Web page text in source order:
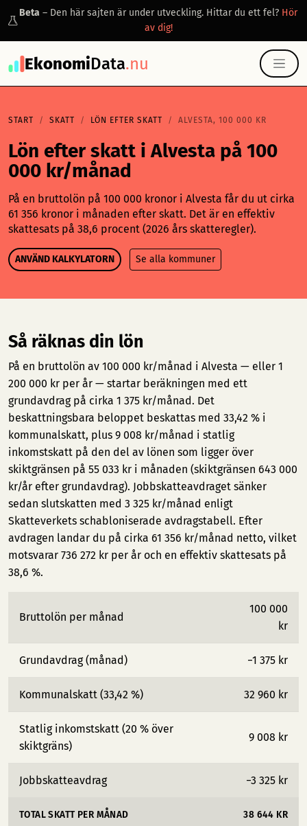
Beta – Den här sajten är under utveckling. Hittar du ett fel? Hör
av dig!
EkonomiData.nu
START SKATT LÖN EFTER SKATT ALVESTA, 100 000 KR
Lön efter skatt i Alvesta på 100
000 kr/månad
På en bruttolön på 100 000 kronor i Alvesta får du ut cirka
61 356 kronor i månaden efter skatt. Det är en effektiv
skattesats på 38,6 procent (2026 års skatteregler).
ANVÄND KALKYLATORN Se alla kommuner
Så räknas din lön
På en bruttolön av 100 000 kr/månad i Alvesta — eller 1
200 000 kr per år — startar beräkningen med ett
grundavdrag på cirka 1 375 kr/månad. Det
beskattningsbara beloppet beskattas med 33,42 % i
kommunalskatt, plus 9 008 kr/månad i statlig
inkomstskatt på den del av lönen som ligger över
skiktgränsen på 55 033 kr i månaden (skiktgränsen 643 000
kr/år efter grundavdrag). Jobbskatteavdraget sänker
sedan slutskatten med 3 325 kr/månad enligt
Skatteverkets schabloniserade avdragstabell. Efter
avdragen landar du på cirka 61 356 kr/månad netto, vilket
motsvarar 736 272 kr per år och en effektiv skattesats på
38,6 %.
Bruttolön per månad
100 000
kr
Grundavdrag (månad) −1 375 kr
Kommunalskatt (33,42 %) 32 960 kr
Statlig inkomstskatt (20 % över
skiktgräns)
9 008 kr
Jobbskatteavdrag −3 325 kr
TOTAL SKATT PER MÅNAD 38 644 KR